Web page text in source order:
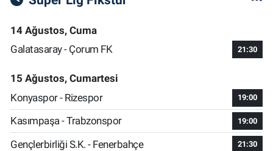
14 Ağustos, Cuma
Galatasaray - Çorum FK
21:30
15 Ağustos, Cumartesi
Konyaspor - Rizespor
19:00
Kasımpaşa - Trabzonspor 19:00
Gençlerbirliği S.K. - Fenerbahçe 21:30